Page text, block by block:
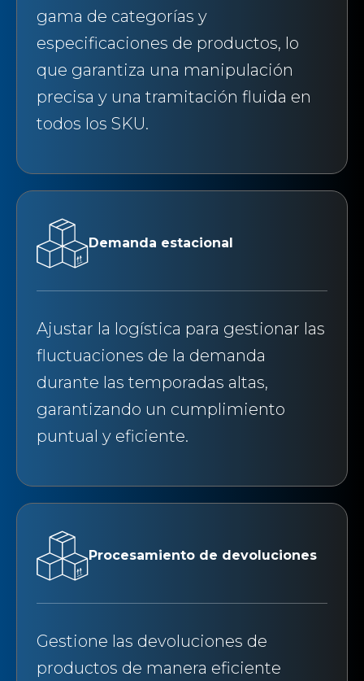
gama de categorías y
especificaciones de productos, lo
que garantiza una manipulación
precisa y una tramitación fluida en
todos los SKU.
Demanda estacional
Ajustar la logística para gestionar las
fluctuaciones de la demanda
durante las temporadas altas,
garantizando un cumplimiento
puntual y eficiente.
Procesamiento de devoluciones
Gestione las devoluciones de
productos de manera eficiente